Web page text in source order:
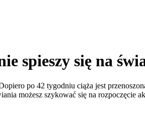
spieszy się na
po 42 tygodniu ciąża jest
możesz szykować się na rozpoczęcie